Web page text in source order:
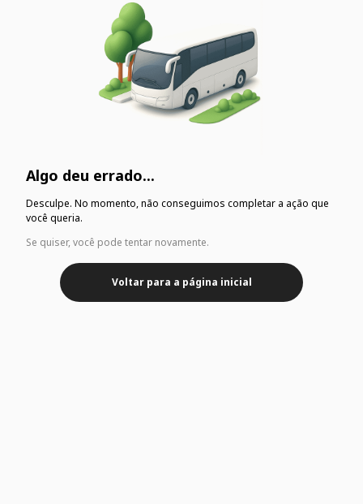
Algo deu errado...
Desculpe. No momento, não conseguimos completar a ação que
você queria.
Se quiser, você pode tentar novamente.
Voltar para a página inicial